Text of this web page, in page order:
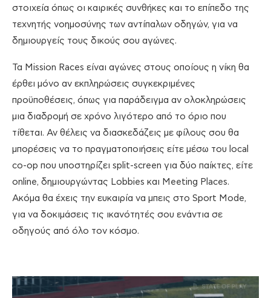
στοιχεία όπως οι καιρικές συνθήκες και το επίπεδο της
τεχνητής νοημοσύνης των αντίπαλων οδηγών, για να
δημιουργείς τους δικούς σου αγώνες.
Τα Mission Races είναι αγώνες στους οποίους η νίκη θα
έρθει μόνο αν εκπληρώσεις συγκεκριμένες
προϋποθέσεις, όπως για παράδειγμα αν ολοκληρώσεις
μια διαδρομή σε χρόνο λιγότερο από το όριο που
τίθεται. Αν θέλεις να διασκεδάζεις με φίλους σου θα
μπορέσεις να το πραγματοποιήσεις είτε μέσω του local
co-op που υποστηρίζει split-screen για δύο παίκτες, είτε
online, δημιουργώντας Lobbies και Meeting Places.
Ακόμα θα έχεις την ευκαιρία να μπεις στο Sport Mode,
για να δοκιμάσεις τις ικανότητές σου ενάντια σε
οδηγούς από όλο τον κόσμο.